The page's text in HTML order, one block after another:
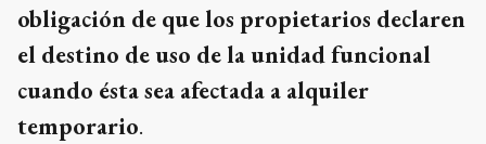
obligación de que los propietarios declaren
el destino de uso de la unidad funcional
cuando ésta sea afectada a alquiler
temporario.